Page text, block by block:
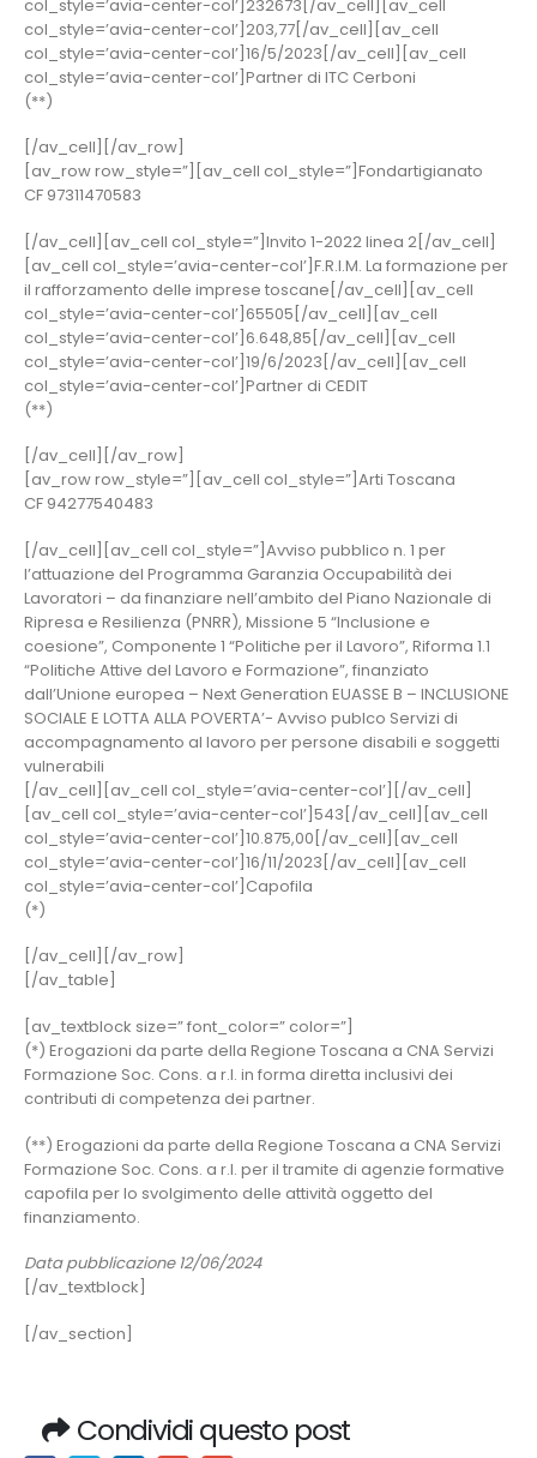
col_style=’avia-center-col’]232673[/av_cell][av_cell
col_style=’avia-center-col’]203,77[/av_cell][av_cell
col_style=’avia-center-col’]16/5/2023[/av_cell][av_cell
col_style=’avia-center-col’]Partner di ITC Cerboni
(**)
[/av_cell][/av_row]
[av_row row_style=”][av_cell col_style=”]Fondartigianato
CF 97311470583
[/av_cell][av_cell col_style=”]Invito 1-2022 linea 2[/av_cell]
[av_cell col_style=’avia-center-col’]F.R.I.M. La formazione per
il rafforzamento delle imprese toscane[/av_cell][av_cell
col_style=’avia-center-col’]65505[/av_cell][av_cell
col_style=’avia-center-col’]6.648,85[/av_cell][av_cell
col_style=’avia-center-col’]19/6/2023[/av_cell][av_cell
col_style=’avia-center-col’]Partner di CEDIT
(**)
[/av_cell][/av_row]
[av_row row_style=”][av_cell col_style=”]Arti Toscana
CF 94277540483
[/av_cell][av_cell col_style=”]Avviso pubblico n. 1 per
l’attuazione del Programma Garanzia Occupabilità dei
Lavoratori – da finanziare nell’ambito del Piano Nazionale di
Ripresa e Resilienza (PNRR), Missione 5 “Inclusione e
coesione”, Componente 1 “Politiche per il Lavoro”, Riforma 1.1
“Politiche Attive del Lavoro e Formazione”, finanziato
dall’Unione europea – Next Generation EUASSE B – INCLUSIONE
SOCIALE E LOTTA ALLA POVERTA’- Avviso publco Servizi di
accompagnamento al lavoro per persone disabili e soggetti
vulnerabili
[/av_cell][av_cell col_style=’avia-center-col’][/av_cell]
[av_cell col_style=’avia-center-col’]543[/av_cell][av_cell
col_style=’avia-center-col’]10.875,00[/av_cell][av_cell
col_style=’avia-center-col’]16/11/2023[/av_cell][av_cell
col_style=’avia-center-col’]Capofila
(*)
[/av_cell][/av_row]
[/av_table]
[av_textblock size=” font_color=” color=”]
(*) Erogazioni da parte della Regione Toscana a CNA Servizi
Formazione Soc. Cons. a r.l. in forma diretta inclusivi dei
contributi di competenza dei partner.
(**) Erogazioni da parte della Regione Toscana a CNA Servizi
Formazione Soc. Cons. a r.l. per il tramite di agenzie formative
capofila per lo svolgimento delle attività oggetto del
finanziamento.
Data pubblicazione 12/06/2024
[/av_textblock]
[/av_section]
Condividi questo post